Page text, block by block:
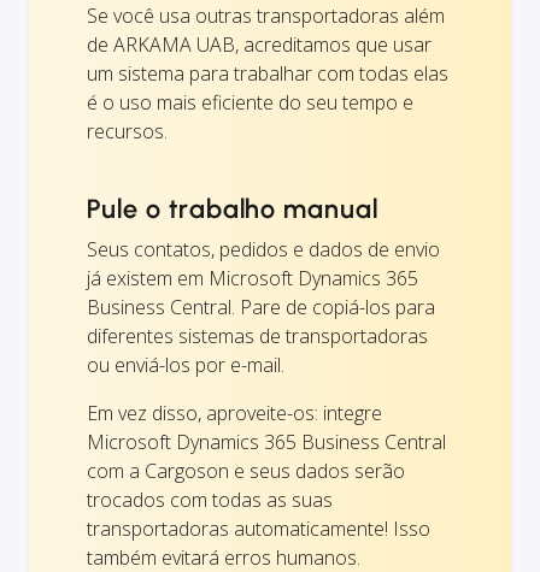
Se você usa outras transportadoras além
de ARKAMA UAB, acreditamos que usar
um sistema para trabalhar com todas elas
é o uso mais eficiente do seu tempo e
recursos.
Pule o trabalho manual
Seus contatos, pedidos e dados de envio
já existem em Microsoft Dynamics 365
Business Central. Pare de copiá-los para
diferentes sistemas de transportadoras
ou enviá-los por e-mail.
Em vez disso, aproveite-os: integre
Microsoft Dynamics 365 Business Central
com a Cargoson e seus dados serão
trocados com todas as suas
transportadoras automaticamente! Isso
também evitará erros humanos.